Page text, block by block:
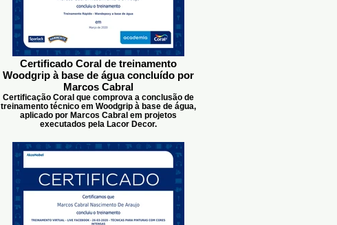
Certificado Coral de treinamento
Woodgrip à base de água concluído por
Marcos Cabral
Certificação Coral que comprova a conclusão de
treinamento técnico em Woodgrip à base de água,
aplicado por Marcos Cabral em projetos
executados pela Lacor Decor.